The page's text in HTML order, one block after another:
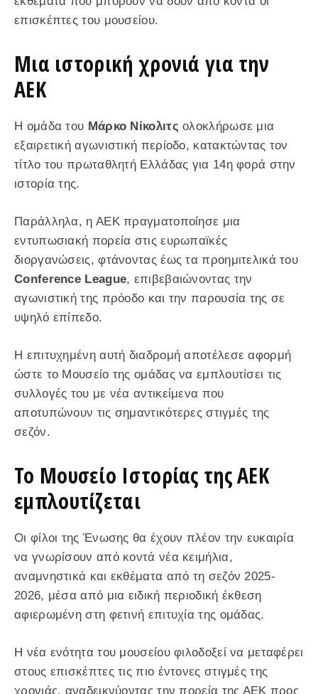
επισκέπτες του μουσείου.
Μια ιστορική χρονιά για την
ΑΕΚ
Η ομάδα του Μάρκο Νίκολιτς ολοκλήρωσε μια
εξαιρετική αγωνιστική περίοδο, κατακτώντας τον
τίτλο του πρωταθλητή Ελλάδας για 14η φορά στην
ιστορία της.
Παράλληλα, η ΑΕΚ πραγματοποίησε μια
εντυπωσιακή πορεία στις ευρωπαϊκές
διοργανώσεις, φτάνοντας έως τα προημιτελικά του
Conference League, επιβεβαιώνοντας την
αγωνιστική της πρόοδο και την παρουσία της σε
υψηλό επίπεδο.
Η επιτυχημένη αυτή διαδρομή αποτέλεσε αφορμή
ώστε το Μουσείο της ομάδας να εμπλουτίσει τις
συλλογές του με νέα αντικείμενα που
αποτυπώνουν τις σημαντικότερες στιγμές της
σεζόν.
Το Μουσείο Ιστορίας της ΑΕΚ
εμπλουτίζεται
Οι φίλοι της Ένωσης θα έχουν πλέον την ευκαιρία
να γνωρίσουν από κοντά νέα κειμήλια,
αναμνηστικά και εκθέματα από τη σεζόν 2025-
2026, μέσα από μια ειδική περιοδική έκθεση
αφιερωμένη στη φετινή επιτυχία της ομάδας.
Η νέα ενότητα του μουσείου φιλοδοξεί να μεταφέρει
στους επισκέπτες τις πιο έντονες στιγμές της
χρονιάς, αναδεικνύοντας την πορεία της ΑΕΚ προς